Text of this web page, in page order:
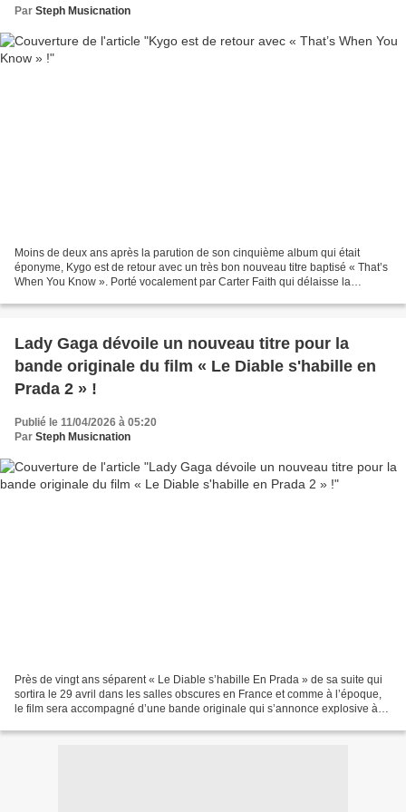
Par Steph Musicnation
Moins de deux ans après la parution de son cinquième album qui était
éponyme, Kygo est de retour avec un très bon nouveau titre baptisé « That’s
When You Know ». Porté vocalement par Carter Faith qui délaisse la
Lady Gaga dévoile un nouveau titre pour la
bande originale du film « Le Diable s'habille en
Prada 2 » !
Publié le 11/04/2026 à 05:20
Par Steph Musicnation
Près de vingt ans séparent « Le Diable s’habille En Prada » de sa suite qui
sortira le 29 avril dans les salles obscures en France et comme à l’époque,
le film sera accompagné d’une bande originale qui s’annonce explosive à